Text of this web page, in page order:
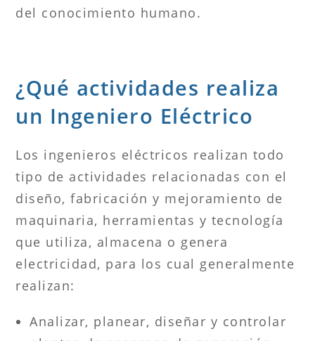
del conocimiento humano.
¿Qué actividades realiza
un Ingeniero Eléctrico
Los ingenieros eléctricos realizan todo
tipo de actividades relacionadas con el
diseño, fabricación y mejoramiento de
maquinaria, herramientas y tecnología
que utiliza, almacena o genera
electricidad, para los cual generalmente
realizan:
Analizar, planear, diseñar y controlar